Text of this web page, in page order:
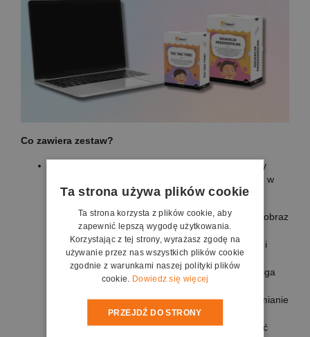
Co zawiera zestaw?
– wydajny i nowoczesny
sprzęt do obsługi drukarki oraz planowania zajęć, w
Ekran 15.6” FHD IPS SlimBezel – wyraźny obraz
i szerokie kąty widzenia.
Procesor Intel® Core™ i5-1334U – szybka i
płynna praca.
16 GB DDR5 RAM – bezproblemowa obsługa
512GB PCIe NVMe SSD – szybkie uruchamianie
systemu i aplikacji.
WIFI6E + Bluetooth – nowoczesna łączność
Ta strona używa plików cookie
Ta strona korzysta z plików cookie, aby
zapewnić lepszą wygodę użytkowania.
Korzystając z tej strony, wyrażasz zgodę na
używanie przez nas wszystkich plików cookie
zgodnie z warunkami naszej polityki plików
cookie. Dowiedz się więcej
PRZEJDŹ DO STRONY